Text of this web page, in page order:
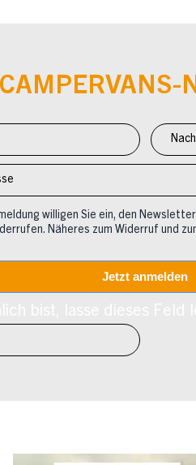
willigen Sie ein, den
Näheres zum Widerruf und